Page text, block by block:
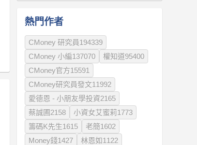
熱門作者
CMoney 研究員194339
CMoney 小編137070
權知道95400
CMoney官方15591
CMoney研究員發文11992
愛德恩 - 小朋友學投資2165
蔡誠圃2158
小資女艾蜜莉1773
籌碼K先生1615
老簡1602
Money錢1427
林恩如1122